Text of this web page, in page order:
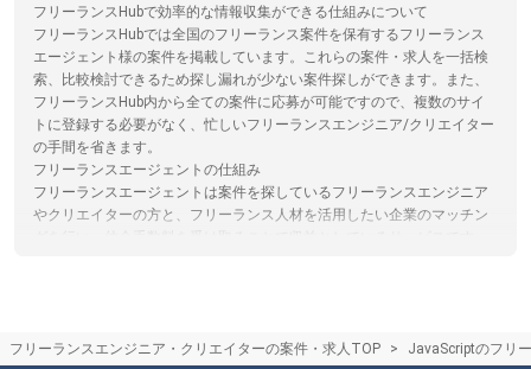
フリーランスHubで効率的な情報収集ができる仕組みについて
フリーランスHubでは全国のフリーランス案件を保有するフリーランス
エージェント様の案件を掲載しています。これらの案件・求人を一括検
索、比較検討できるため探し漏れが少ない案件探しができます。また、
フリーランスHub内から全ての案件に応募が可能ですので、複数のサイ
トに登録する必要がなく、忙しいフリーランスエンジニア/クリエイター
の手間を省きます。
フリーランスエージェントの仕組み
フリーランスエージェントは案件を探しているフリーランスエンジニア
やクリエイターの方と、フリーランス人材を活用したい企業のマッチン
フリーランスは契約期間が定まっているため、企業は経営や事業の状況
フリーランスエンジニア・クリエイターの案件・求人TOP JavaScriptのフリ